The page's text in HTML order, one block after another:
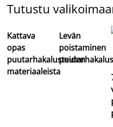
Tutustu
Kattava
opas
puutarhakalusteiden
materiaaleista
Levän
poistaminen